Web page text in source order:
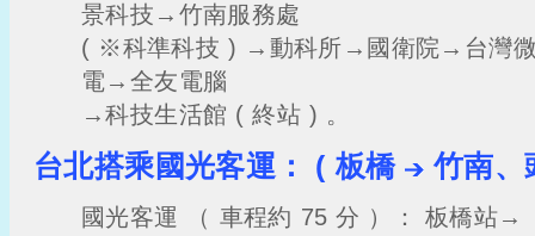
景科技→竹南服務處
( ※科準科技 ) →動科所→國衛院→台灣
電→全友電腦
→科技生活館 ( 終站 ) 。
台北搭乘國光客運： ( 板橋 竹南、
國光客運 （ 車程約 75 分 ）： 板橋站